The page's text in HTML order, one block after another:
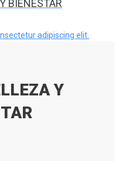
BIENESTAR
adipiscing elit.
Y